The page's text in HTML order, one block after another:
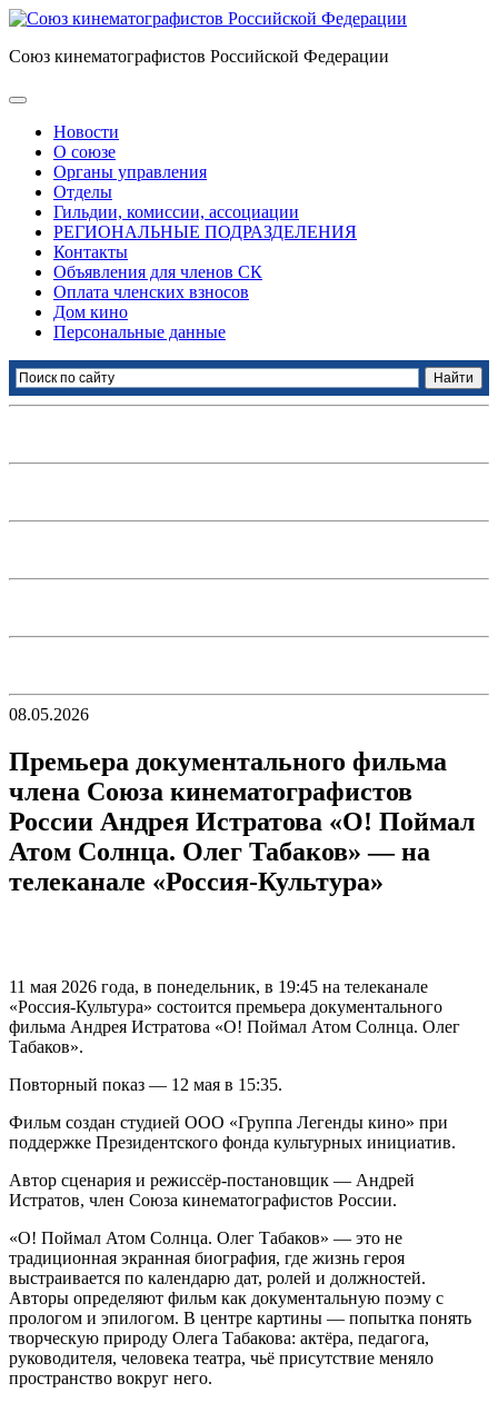
Союз кинематографистов Российской Федерации
Новости
О союзе
Органы управления
Отделы
Гильдии, комиссии, ассоциации
РЕГИОНАЛЬНЫЕ ПОДРАЗДЕЛЕНИЯ
Контакты
Объявления для членов СК
Оплата членских взносов
Дом кино
Персональные данные
08.05.2026
Премьера документального фильма
члена Союза кинематографистов
России Андрея Истратова «О! Поймал
Атом Солнца. Олег Табаков» — на
телеканале «Россия-Культура»
11 мая 2026 года, в понедельник, в 19:45 на телеканале
«Россия-Культура» состоится премьера документального
фильма Андрея Истратова «О! Поймал Атом Солнца. Олег
Табаков».
Повторный показ — 12 мая в 15:35.
Фильм создан студией ООО «Группа Легенды кино» при
поддержке Президентского фонда культурных инициатив.
Автор сценария и режиссёр-постановщик — Андрей
Истратов, член Союза кинематографистов России.
«О! Поймал Атом Солнца. Олег Табаков» — это не
традиционная экранная биография, где жизнь героя
выстраивается по календарю дат, ролей и должностей.
Авторы определяют фильм как документальную поэму с
прологом и эпилогом. В центре картины — попытка понять
творческую природу Олега Табакова: актёра, педагога,
руководителя, человека театра, чьё присутствие меняло
пространство вокруг него.